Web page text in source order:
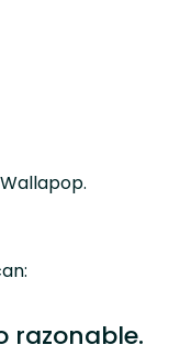
razonable.